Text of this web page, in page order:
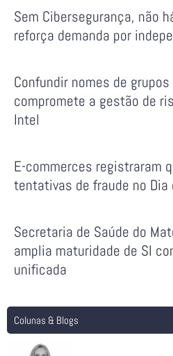
Sem Cibersegurança, não
reforça demanda por
Confundir nomes de
compromete a gestão de
Intel
E-commerces registraram
tentativas de fraude no
Secretaria de Saúde do
amplia maturidade de SI
unificada
Colunas & Blogs